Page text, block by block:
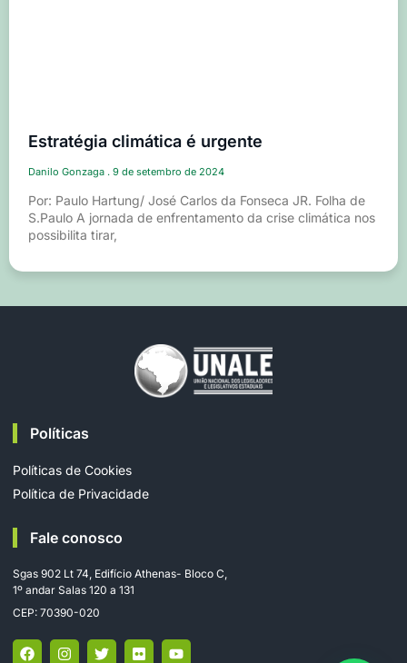
Estratégia climática é urgente
Danilo Gonzaga 9 de setembro de 2024
Por: Paulo Hartung/ José Carlos da Fonseca JR. Folha de
S.Paulo A jornada de enfrentamento da crise climática nos
possibilita tirar,
Políticas
Políticas de Cookies
Política de Privacidade
Fale conosco
Sgas 902 Lt 74, Edifício Athenas- Bloco C,
1º andar Salas 120 a 131
CEP: 70390-020